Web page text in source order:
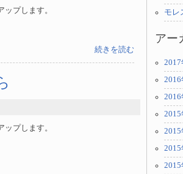
プします。
続きを読む
プします。
モレ
アー
2017
2016
2016
2015
2015
2015
2015